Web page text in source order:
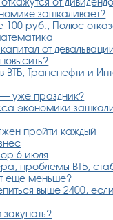
зашкаливает?
100 руб., Полюс
от
ВТБ, Транснефти и
уже праздник?
экономики
пройти каждый
6 июля
проблемы ВТБ,
еще меньше?
выше 2400,